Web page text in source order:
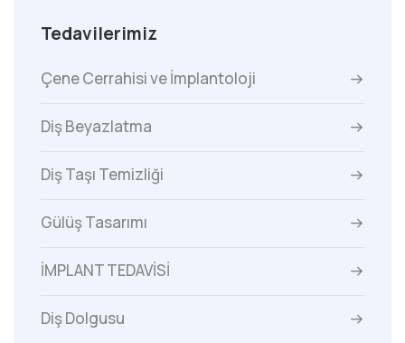
Tedavilerimiz
Çene Cerrahisi ve İmplantoloji
Diş Beyazlatma
Diş Taşı Temizliği
Gülüş Tasarımı
İMPLANT TEDAVİSİ
Diş Dolgusu